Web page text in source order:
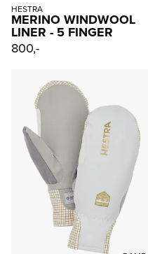
HESTRA
MERINO WINDWOOL
LINER - 5 FINGER
800,-